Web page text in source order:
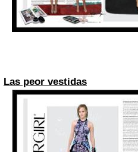
Las peor vestidas